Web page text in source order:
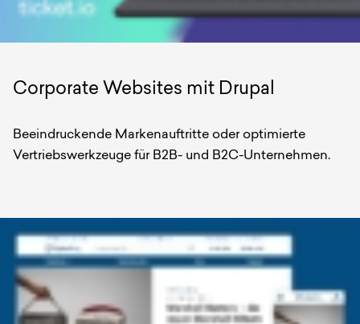
Corporate Websites mit Drupal
Beeindruckende Markenauftritte oder optimierte
Vertriebswerkzeuge für B2B- und B2C-Unternehmen.